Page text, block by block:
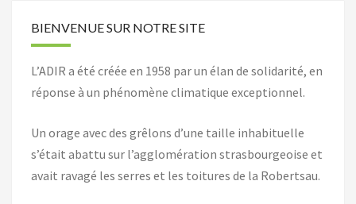
BIENVENUE SUR NOTRE SITE
L’ADIR a été créée en 1958 par un élan de solidarité, en
réponse à un phénomène climatique exceptionnel.
Un orage avec des grêlons d’une taille inhabituelle
s’était abattu sur l’agglomération strasbourgeoise et
avait ravagé les serres et les toitures de la Robertsau.